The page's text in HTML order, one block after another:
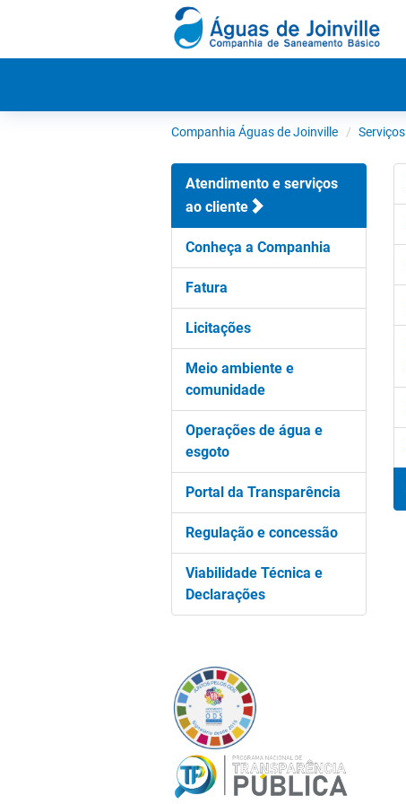
Companhia Águas de Joinville Serviços
Atendimento e serviços
ao cliente
Conheça a Companhia
Fatura
Licitações
Meio ambiente e
comunidade
Operações de água e
esgoto
Portal da Transparência
Regulação e concessão
Viabilidade Técnica e
Declarações